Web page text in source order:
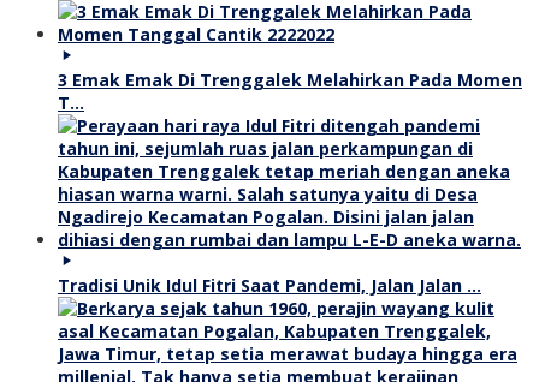
3 Emak Emak Di Trenggalek Melahirkan Pada Momen
T…
Tradisi Unik Idul Fitri Saat Pandemi, Jalan Jalan …